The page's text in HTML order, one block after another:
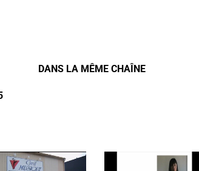
DANS LA MÊME CHAÎNE